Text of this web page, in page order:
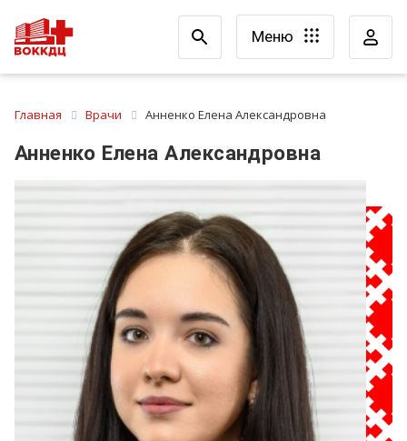
Меню
Главная Врачи Анненко Елена Александровна
Анненко Елена Александровна